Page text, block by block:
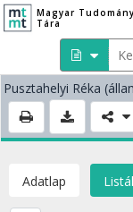
Magyar
Tára
Pusztahelyi Réka
Adatlap